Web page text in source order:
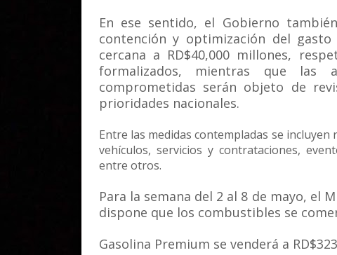
En ese sentido, el Gobierno
contención y optimización del
cercana a RD$40,000 millones,
formalizados, mientras que las
comprometidas serán objeto de
prioridades nacionales.
Entre las medidas contempladas se
vehículos, servicios y contrataciones,
entre otros.
Para la semana del 2 al 8 de mayo, el
dispone que los combustibles se
Gasolina Premium se venderá a